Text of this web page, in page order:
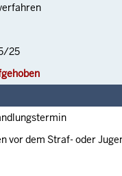
25
vor dem Straf- oder